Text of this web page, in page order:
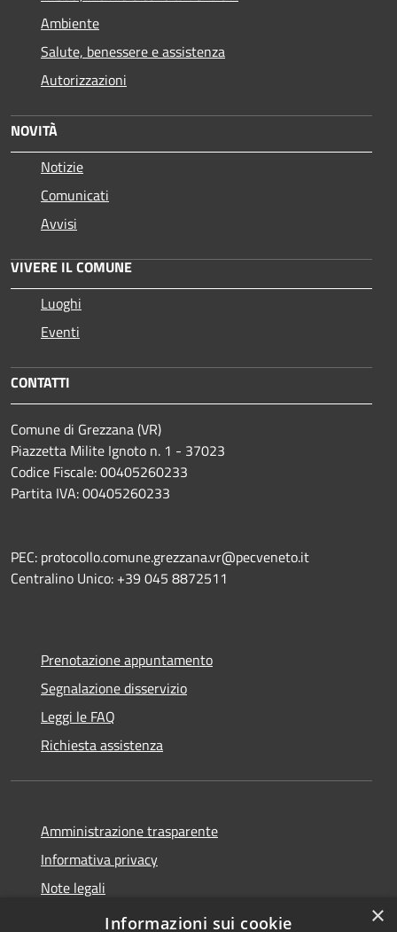
Ambiente
Salute, benessere e assistenza
Autorizzazioni
NOVITÀ
Notizie
Comunicati
Avvisi
VIVERE IL COMUNE
Luoghi
Eventi
CONTATTI
Comune di Grezzana (VR)
Piazzetta Milite Ignoto n. 1 - 37023
Codice Fiscale: 00405260233
Partita IVA: 00405260233
PEC: protocollo.comune.grezzana.vr@pecveneto.it
Centralino Unico: +39 045 8872511
Prenotazione appuntamento
Segnalazione disservizio
Leggi le FAQ
Richiesta assistenza
Amministrazione trasparente
Informativa privacy
Note legali
Dichiarazione di accessibilità
×
Informazioni sui cookie